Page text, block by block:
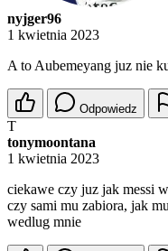
nyjger96
1 kwietnia 2023
A to Aubemeyang juz nie
Odpowiedz
T
tonymoontana
1 kwietnia 2023
ciekawe czy juz jak messi
czy sami mu zabiora, jak
wedlug mnie